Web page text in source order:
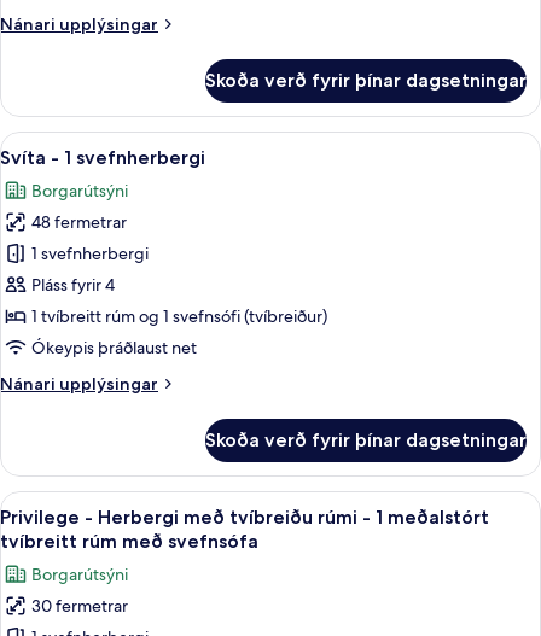
Nánari upplýsingar
Nánari
-
svefnherbergi
Skoða verð fyrir þínar dagsetningar
Skoða
allar
myndir
fyrir
Svíta
-
1
svefnherbergi
Svíta - 1 svefnherbergi | Míníbar,
7
Svíta - 1 svefnherbergi
Borgarútsýni
48 fermetrar
1 svefnherbergi
Pláss fyrir 4
1 tvíbreitt rúm og 1 svefnsófi (tvíbreiður)
Ókeypis þráðlaust net
Nánari upplýsingar
Nánari
-
svefnherbergi
Skoða verð fyrir þínar dagsetningar
Skoða
allar
myndir
fyrir
Privilege
Privilege - Herbergi með tvíbreiðu
7
Privilege - Herbergi með tvíbreiðu rúmi - 1 meðalstórt
tvíbreitt rúm með svefnsófa
Borgarútsýni
30 fermetrar